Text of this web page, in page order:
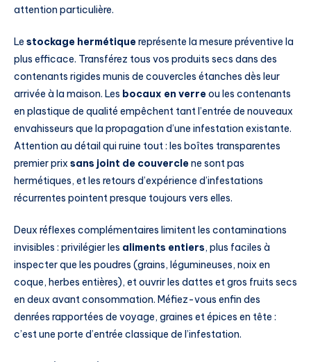
attention particulière.
Le stockage hermétiquereprésente la mesure préventive la
plus efficace. Transférez tous vos produits secs dans des
contenants rigides munis de couvercles étanches dès leur
arrivée à la maison. Les bocaux en verreou les contenants
en plastique de qualité empêchent tant l’entrée de nouveaux
envahisseurs que la propagation d’une infestation existante.
Attention au détail qui ruine tout : les boîtes transparentes
premier prix sans joint de couverclene sont pas
hermétiques, et les retours d’expérience d’infestations
récurrentes pointent presque toujours vers elles.
Deux réflexes complémentaires limitent les contaminations
invisibles : privilégier les aliments entiers, plus faciles à
inspecter que les poudres (grains, légumineuses, noix en
coque, herbes entières), et ouvrir les dattes et gros fruits secs
en deux avant consommation. Méfiez-vous enfin des
denrées rapportées de voyage, graines et épices en tête :
c’est une porte d’entrée classique de l’infestation.